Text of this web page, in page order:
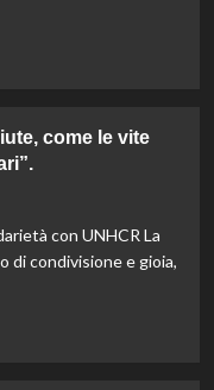
come le vite
con UNHCR La
di condivisione e gioia,